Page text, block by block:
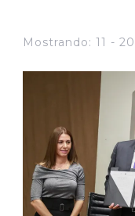
Mostrando: 11 -